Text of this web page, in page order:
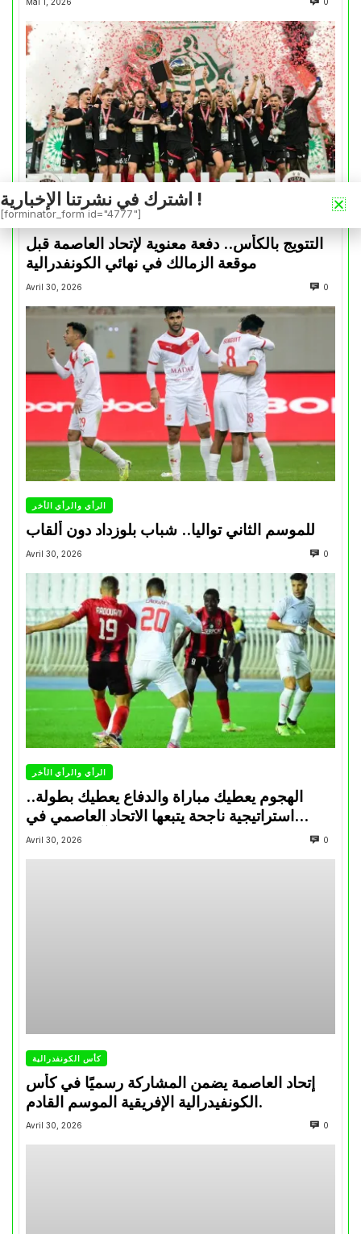
كأس الكونفدرالية
التتويج بالكأس.. دفعة معنوية لإتحاد العاصمة قبل
موقعة الزمالك في نهائي الكونفدرالية
Avril 30, 2026 0
الرأي والرأي الأخر
للموسم الثاني تواليا.. شباب بلوزداد دون ألقاب
Avril 30, 2026 0
الرأي والرأي الأخر
الهجوم يعطيك مباراة والدفاع يعطيك بطولة..
استراتيجية ناجحة يتبعها الاتحاد العاصمي في
تتويجاته آخر السنوات
Avril 30, 2026 0
كأس الكونفدرالية
إتحاد العاصمة يضمن المشاركة رسميًا في كأس
الكونفيدرالية الإفريقية الموسم القادم.
Avril 30, 2026 0
اشترك في نشرتنا الإخبارية !
[forminator_form id="4777"]